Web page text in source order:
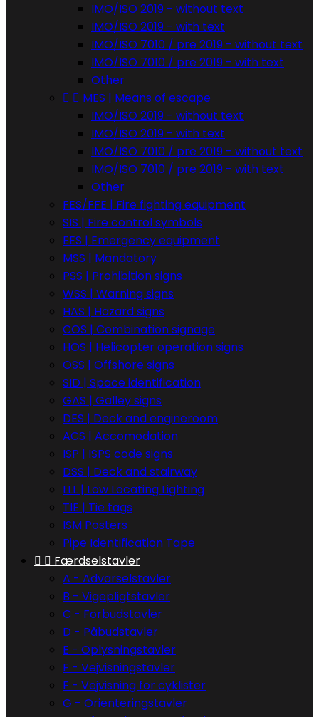
IMO/ISO 2019 - without text
IMO/ISO 2019 - with text
IMO/ISO 7010 / pre 2019 - without text
IMO/ISO 7010 / pre 2019 - with text
Other
  MES | Means of escape
IMO/ISO 2019 - without text
IMO/ISO 2019 - with text
IMO/ISO 7010 / pre 2019 - without text
IMO/ISO 7010 / pre 2019 - with text
Other
FES/FFE | Fire fighting equipment
SIS | Fire control symbols
EES | Emergency equipment
MSS | Mandatory
PSS | Prohibition signs
WSS | Warning signs
HAS | Hazard signs
COS | Combination signage
HOS | Helicopter operation signs
OSS | Offshore signs
SID | Space identification
GAS | Galley signs
DES | Deck and engineroom
ACS | Accomodation
ISP | ISPS code signs
DSS | Deck and stairway
LLL | Low Locating Lighting
TIE | Tie tags
ISM Posters
Pipe Identification Tape
  Færdselstavler
A - Advarselstavler
B - Vigepligtstavler
C - Forbudstavler
D - Påbudstavler
E - Oplysningstavler
F - Vejvisningstavler
F - Vejvisning for cyklister
G - Orienteringstavler